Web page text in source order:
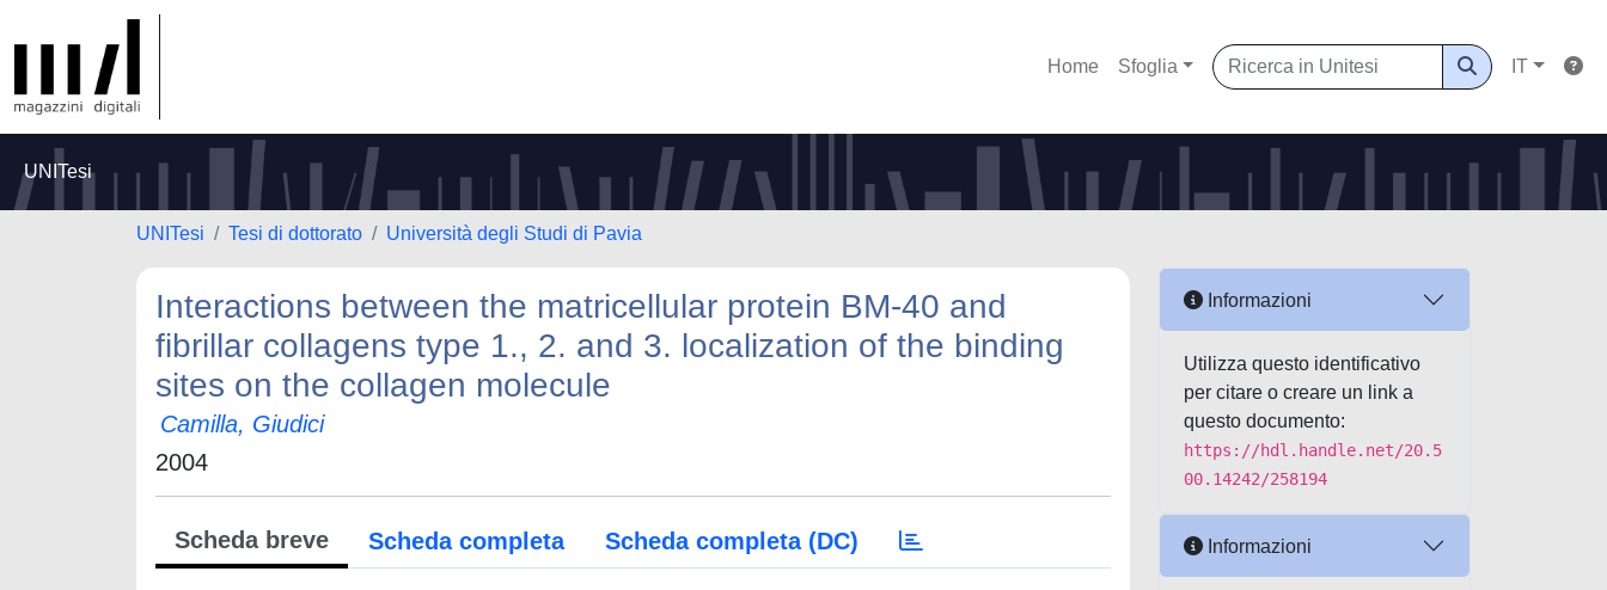
Home Sfoglia IT
UNITesi
UNITesi Tesi di dottorato Università degli Studi di Pavia
Interactions between the matricellular protein BM-40 and
fibrillar collagens type 1., 2. and 3. localization of the binding
sites on the collagen molecule
Camilla, Giudici
2004
Scheda breve Scheda completa Scheda completa (DC)
Informazioni
Utilizza questo identificativo
per citare o creare un link a
questo documento:
https://hdl.handle.net/20.5
00.14242/258194
Informazioni